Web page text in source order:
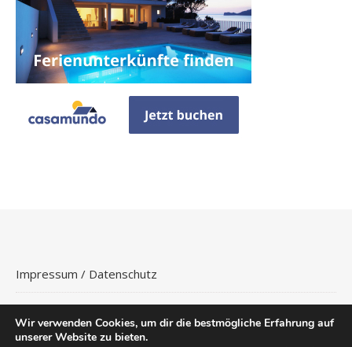
Impressum / Datenschutz
Wir verwenden Cookies, um dir die bestmögliche Erfahrung auf
unserer Website zu bieten.